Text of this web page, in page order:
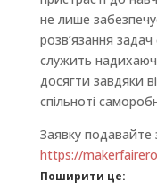
не лише
розв’язання
служить
досягти завдяки
спільноті
Заявку подавайте
https://
Поширити це: